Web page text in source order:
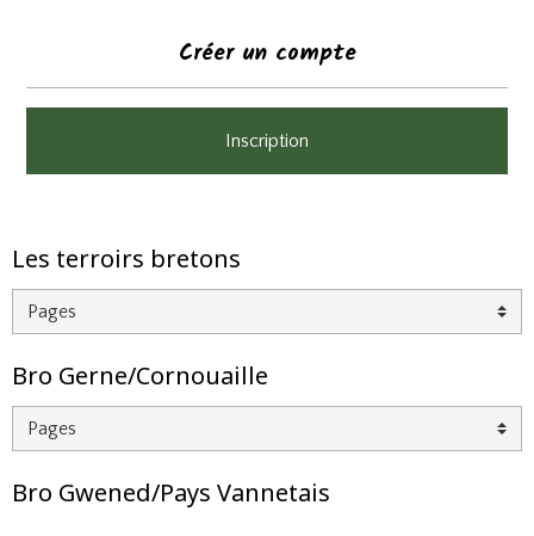
Créer un compte
Inscription
Les terroirs bretons
Bro Gerne/Cornouaille
Bro Gwened/Pays Vannetais